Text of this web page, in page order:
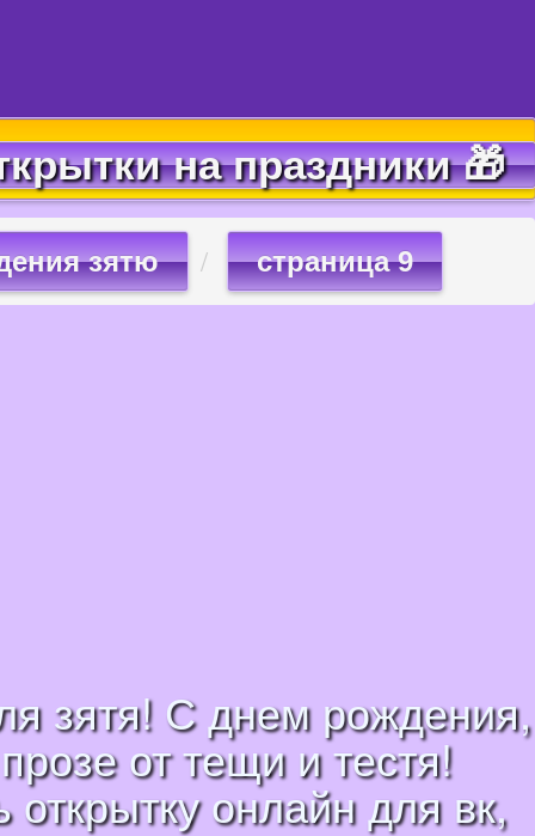
на праздники 🎁
зятю страница 9
зятя! С днем рождения,
от тещи и тестя!
онлайн для вк,